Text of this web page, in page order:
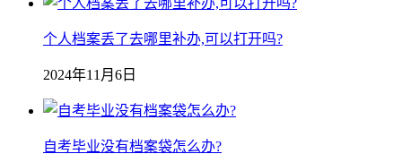
个人档案丢了去哪里补办,可以打开吗?
2024年11月6日
自考毕业没有档案袋怎么办?